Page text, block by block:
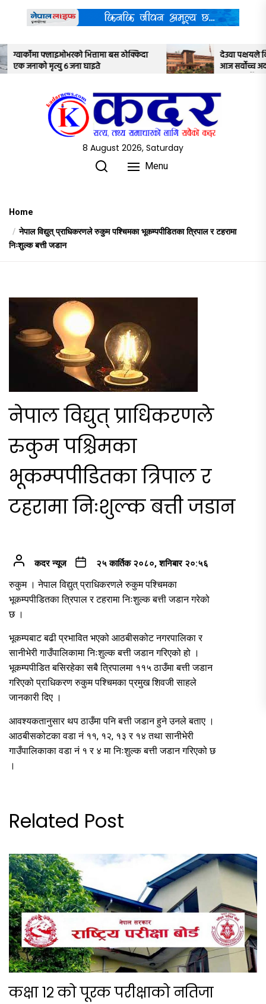
contentबस ठोक्किदा
देउवा पक्षयले दिएकोे पुनरावलोकन निवेदनमाथि
आज सर्वोच्च अदालतका तीन न्यायाधीशले
8 August 2026, Saturday
Menu
Home
नेपाल विद्युत् प्राधिकरणले रुकुम पश्चिमका भूकम्पपीडितका त्रिपाल र टहरामा
निःशुल्क बत्ती जडान
नेपाल विद्युत् प्राधिकरणले
रुकुम पश्चिमका
भूकम्पपीडितका त्रिपाल र
टहरामा निःशुल्क बत्ती जडान
कदर न्यूज २५ कार्तिक २०८०, शनिबार २०:५६
रुकुम । नेपाल विद्युत् प्राधिकरणले रुकुम पश्चिमका
भूकम्पपीडितका त्रिपाल र टहरामा निःशुल्क बत्ती जडान गरेको
छ ।
भूकम्पबाट बढी प्रभावित भएको आठबीसकोट नगरपालिका र
सानीभेरी गाउँपालिकामा निःशुल्क बत्ती जडान गरिएको हो ।
भूकम्पपीडित बसिरहेका सबै त्रिपालमा ११५ ठाउँमा बत्ती जडान
गरिएको प्राधिकरण रुकुम पश्चिमका प्रमुख शिवजी साहले
जानकारी दिए ।
आवश्यकतानुसार थप ठाउँमा पनि बत्ती जडान हुने उनले बताए ।
आठबीसकोटका वडा नं ११, १२, १३ र १४ तथा सानीभेरी
गाउँपालिकाका वडा नं १ र ४ मा निःशुल्क बत्ती जडान गरिएको छ
।
Related Post
कक्षा १२ को पूरक परीक्षाको नतिजा